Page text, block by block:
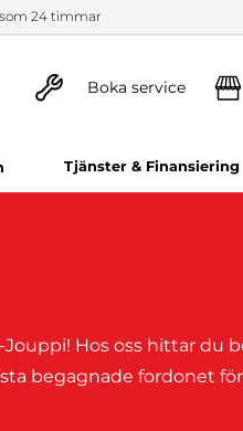
24 timmar
Boka service
Tjänster & Finansiering
Hos oss hittar du
begagnade fordonet